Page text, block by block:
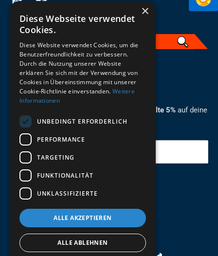
ZUM NEWSLETTER ANMELDEN
Melde dich jetzt zum Newsletter an und erhalte 5% auf deine
erste Bestellung.
Deine Email
Abschicken
German
×
Diese Webseite verwendet
Cookies.
Diese Website verwendet Cookies, um die
Benutzerfreundlichkeit zu verbessern.
Durch die Nutzung unserer Website
erklären Sie sich mit der Verwendung von
Cookies in Übereinstimmung mit unserer
Cookie-Richtlinie einverstanden. Weitere
Informationen
UNBEDINGT ERFORDERLICH
PERFORMANCE
TARGETING
FUNKTIONALITÄT
UNKLASSIFIZIERTE
ALLE AKZEPTIEREN
ALLE ABLEHNEN